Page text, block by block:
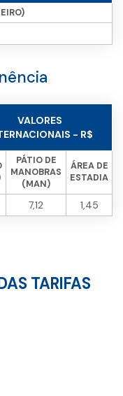
VALORES
- R$
PÁTIO DE
MANOBRAS
(MAN)
ÁREA DE
ESTADIA
7,12 1,45
TARIFAS